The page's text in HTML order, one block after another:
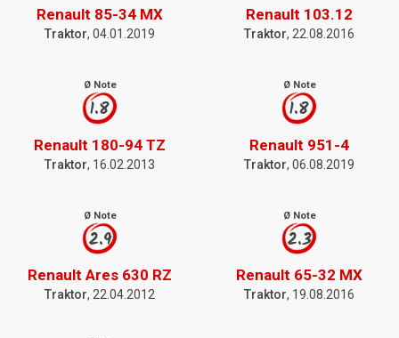
Renault 85-34 MX
Traktor, 04.01.2019
Renault 103.12
Traktor, 22.08.2016
Ø Note
1.8
Renault 180-94 TZ
Traktor, 16.02.2013
Ø Note
1.8
Renault 951-4
Traktor, 06.08.2019
Ø Note
2.9
Renault Ares 630 RZ
Traktor, 22.04.2012
Ø Note
2.3
Renault 65-32 MX
Traktor, 19.08.2016